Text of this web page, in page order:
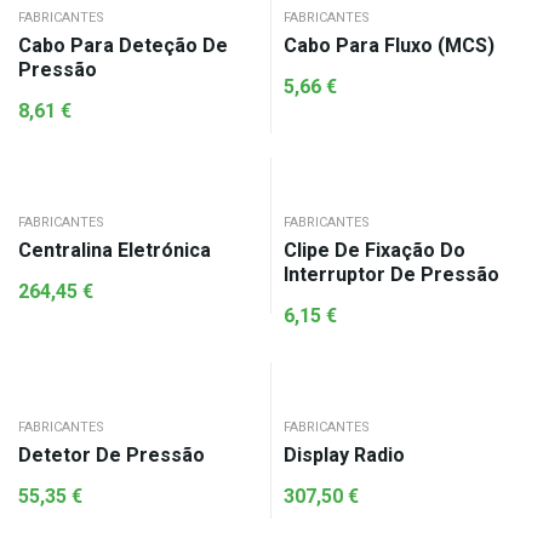
FABRICANTES
Cabo Para Deteção De
Pressão
8,61 €
FABRICANTES
Cabo Para Fluxo (MCS)
5,66 €
FABRICANTES
Centralina Eletrónica
264,45 €
FABRICANTES
Clipe De Fixação Do
Interruptor De Pressão
6,15 €
FABRICANTES
Detetor De Pressão
55,35 €
FABRICANTES
Display Radio
307,50 €